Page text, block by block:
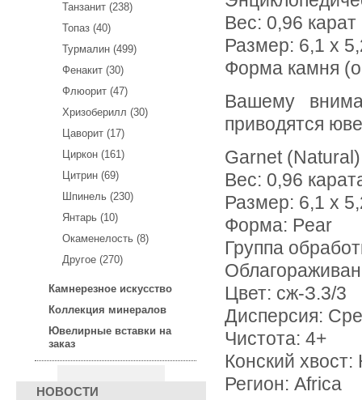
Танзанит (238)
Топаз (40)
Турмалин (499)
Фенакит (30)
Флюорит (47)
Хризоберилл (30)
Цаворит (17)
Циркон (161)
Цитрин (69)
Шпинель (230)
Янтарь (10)
Окаменелость (8)
Другое (270)
Камнерезное искусство
Коллекция минералов
Ювелирные вставки на
заказ
НОВОСТИ
Вес: 0,96 карат
Размер: 6,1 x
Форма камня
Вашему вниманию предлагается демантоид гранат! Ниже
приводятся
Garnet (Natural)
Вес: 0,96
Размер: 6,1 х
Форма: Pear
Группа
Цвет: сж-З.3/3
Дисперсия:
Чистота: 4+
Конский хвост:
Регион: Africa